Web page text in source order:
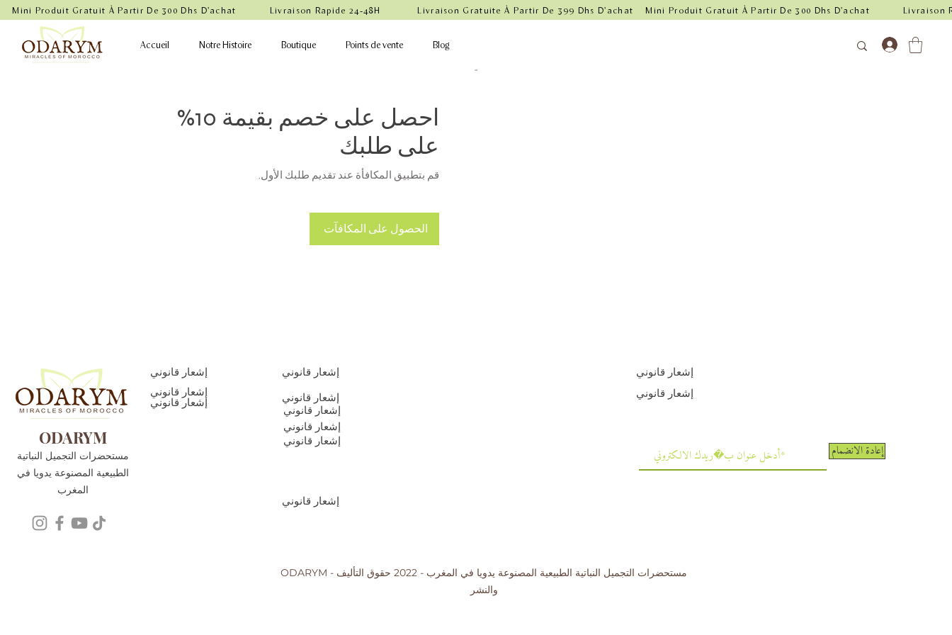
    Mini Produit Gratuit À Partir De 300 Dhs D'achat           Livraison Rapide 24-48H            Livraison Gratuite À Partir De 399 Dhs D'achat
Accueil Notre Histoire Boutique Points de vente Blog
احصل على خصم بقيمة 10%
على طلبك
قم بتطبيق المكافأة عند تقديم طلبك الأول.
الحصول على المكافآت
ODARYM
مستحضرات التجميل النباتية
الطبيعية المصنوعة يدويا في
المغرب
إشعار قانوني
إشعار قانوني
إشعار قانوني
إشعار قانوني
إشعار قانوني
إشعار قانوني
إشعار قانوني
إشعار قانوني
إشعار قانوني
إشعار قانوني
إشعار قانوني
إعادة الانضمام
ODARYM - مستحضرات التجميل النباتية الطبيعية المصنوعة يدويا في المغرب - 2022 حقوق التأليف
والنشر